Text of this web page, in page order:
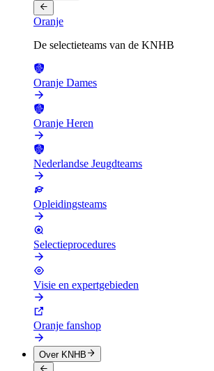
Oranje
De selectieteams van de KNHB
Oranje Dames
Oranje Heren
Nederlandse Jeugdteams
Opleidingsteams
Selectieprocedures
Visie en expertgebieden
Oranje fanshop
Over KNHB